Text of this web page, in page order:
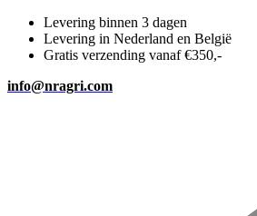
Levering binnen 3 dagen
Levering in Nederland en België
Gratis verzending vanaf €350,-
info@nragri.com